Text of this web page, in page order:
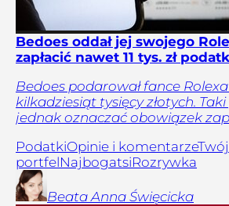
Bedoes oddał jej swojego
zapłacić nawet 11 tys. zł
Bedoes podarował fance
kilkadziesiąt tysięcy złotych.
jednak oznaczać obowiązek
PodatkiOpinie i komentarzeTwój
portfelNajbogatsiRozrywka
Beata Anna Święcicka